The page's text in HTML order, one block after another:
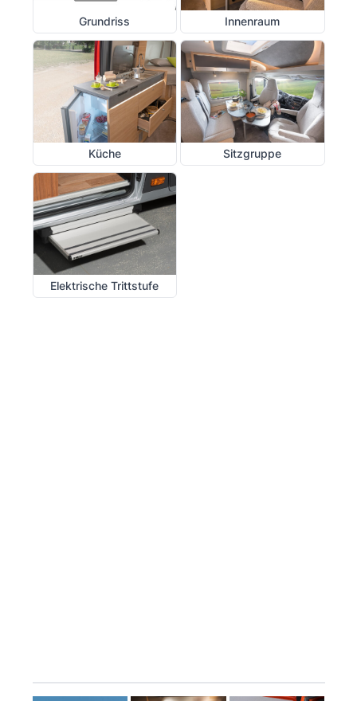
Grundriss Innenraum
Küche Sitzgruppe
Elektrische Trittstufe